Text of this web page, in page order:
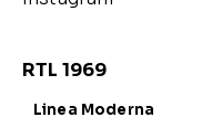
RTL 1969
Linea Moderna